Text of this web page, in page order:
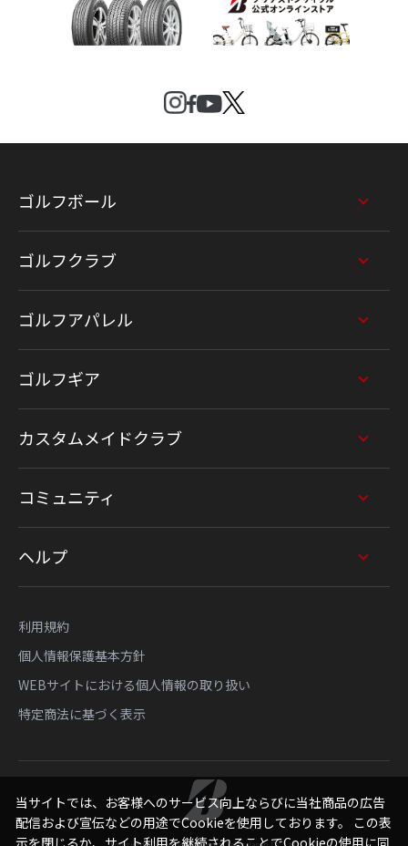
ゴルフボール
ゴルフクラブ
ゴルフアパレル
ゴルフギア
カスタムメイドクラブ
コミュニティ
ヘルプ
利用規約
個人情報保護基本方針
WEBサイトにおける個人情報の取り扱い
特定商法に基づく表示
当サイトでは、お客様へのサービス向上ならびに当社商品の広告
配信および宣伝などの用途でCookieを使用しております。 この表